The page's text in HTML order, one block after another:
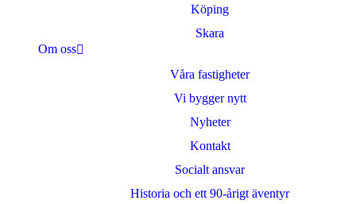
Köping
Skara
Om oss
Våra fastigheter
Vi bygger nytt
Nyheter
Kontakt
Socialt ansvar
Historia och ett 90-årigt äventyr